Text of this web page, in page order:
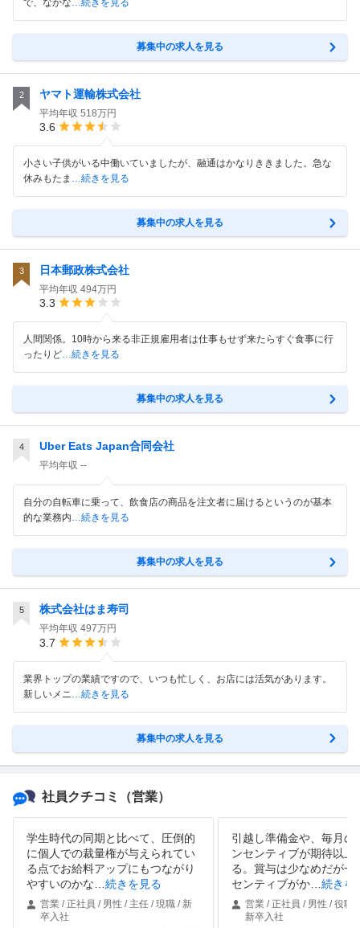
で、なかな…続きを見る
募集中の求人を見る
2 ヤマト運輸株式会社
平均年収 518万円
3.6
小さい子供がいる中働いていましたが、融通はかなりききました。急な
休みもたま …続きを見る
募集中の求人を見る
3 日本郵政株式会社
平均年収 494万円
3.3
人間関係。10時から来る非正規雇用者は仕事もせず来たらすぐ食事に行
ったりど…続きを見る
募集中の求人を見る
4 Uber Eats Japan合同会社
平均年収 --
自分の自転車に乗って、飲食店の商品を注文者に届けるというのが基本
的な業務内…続きを見る
募集中の求人を見る
5 株式会社はま寿司
平均年収 497万円
3.7
業界トップの業績ですので、いつも忙しく、お店には活気があります。
新しいメニ
…続きを見る
募集中の求人を見る
社員クチコミ （営業）
学生時代の同期と比べて、圧倒的
に個人での裁量権が与えられてい
る点でお給料アップにもつながり
やすいのかな
続きを見る
営業 / 正社員 / 男性 / 主任 / 現職 / 新
卒入社
引越し準備金や、毎月の
ンセンティブが期待以上
る。賞与は少なめだが一
センティブがか
続きを
営業 / 正社員 / 男性 / 役職
新卒入社